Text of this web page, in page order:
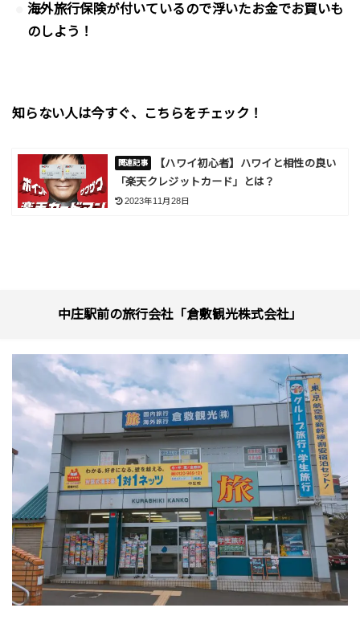
海外旅行保険が付いているので浮いたお金でお買いも
のしよう！
知らない人は今すぐ、こちらをチェック！
【ハワイ初心者】ハワイと相性の良い
「楽天クレジットカード」とは？
2023年11月28日
中庄駅前の旅行会社「倉敷観光株式会社」